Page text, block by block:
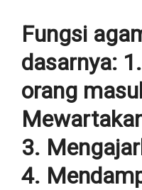
Fungsi
dasarnya:
orang
3.
4.